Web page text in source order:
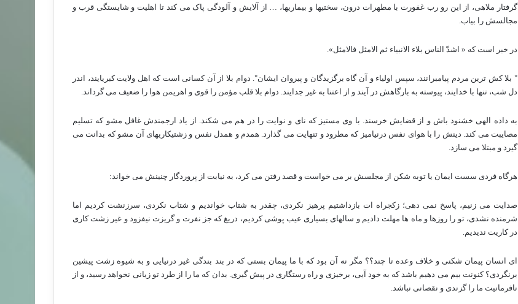
گرفتار ملاهی، از این رو رب غفورت با مطهرات درون، سختیها و بیماریها، … از آلایش و آلودگی پاک می کند تا اهلیت و شایستگی قرب و
مجالسش را بیاب.
در خبر است که « اشدّ الناس بلاء الانبیاء ثم الامثل فالامثل».
" بلا کش ترین مردم پیامبرانند، سپس اولیاء و آن گاه برگزیدگان و پیروان ایشان". دوام بلا از آن کسانی است که اهل ولایت کبریایند، اندر
دل شب، تنها با خدایند، پیوسته به بارگاهش در آیند و از اعتنا به غیر جدایند. دوام بلا قلب مؤمن را قوی و اهریمن هوا را ضعیف می گرداند.
به داده الهی خشنود باش و از قضایش خرسند. با وی مستیز که نای و نوایت را در هم می شکند. از یاد ارجمندش غافل مشو که تسلیم
مصایبت می کند. دینش را با هوای نفس درنیامیز که مطرود و تنهایت می گذارد. همدم و همدل نفس و زشتیکاریهای آن مشو که بدانت می
گیرد و مبتلا می سازد.
هرگاه فردی سست ایمان یا توبه شکن از مجلسش بر می خواست و قصد رفتن می کرد، به نیابت از پروردگار چنینش می خواند:
صدایت می زنیم، پاسخ نمی دهی؛ زکجراه ات بازداشتیم پرهیز نکردی، چقدر به شتاب خواندیم و شتاب نکردی، سرزنشت کردیم اما
شرمنده نشدی، تو را روزها و ماه ها مهلت دادیم و سالهای بسیاری عیب پوشی کردیم، دریغ که جز نفرت و گریزت نیفزود و غیر زشت کاری
در کاریت ندیدیم.
ای انسان پیمان شکنی و خلاف وعده تا چند؟؟ مگر نه آن بود که با ما پیمان بستی که در بند بندگی غیر درنیایی و به شیوه زشت پیشین
برنگردی؟ کنونت بیم می دهیم باشد که به خود آیی، برخیزی و راه رستگاری در پیش گیری. بدان که ما را از طرد تو زیانی نخواهد رسید، و از
نافرمانیت ما را گزندی و نقصانی نباشد.